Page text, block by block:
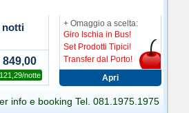
notti
849,00
notte
+ Omaggio a scelta:
Giro Ischia in Bus!
Set Prodotti Tipici!
Transfer dal Porto!
info e booking Tel. 081.1975.1975